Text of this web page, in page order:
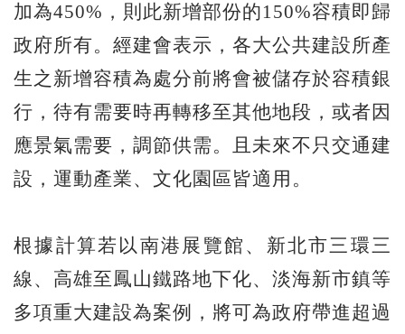
加為450%，則此新增部份的150%容積即歸
政府所有。經建會表示，各大公共建設所產
生之新增容積為處分前將會被儲存於容積銀
行，待有需要時再轉移至其他地段，或者因
應景氣需要，調節供需。且未來不只交通建
設，運動產業、文化園區皆適用。
根據計算若以南港展覽館、新北市三環三
線、高雄至鳳山鐵路地下化、淡海新市鎮等
多項重大建設為案例，將可為政府帶進超過